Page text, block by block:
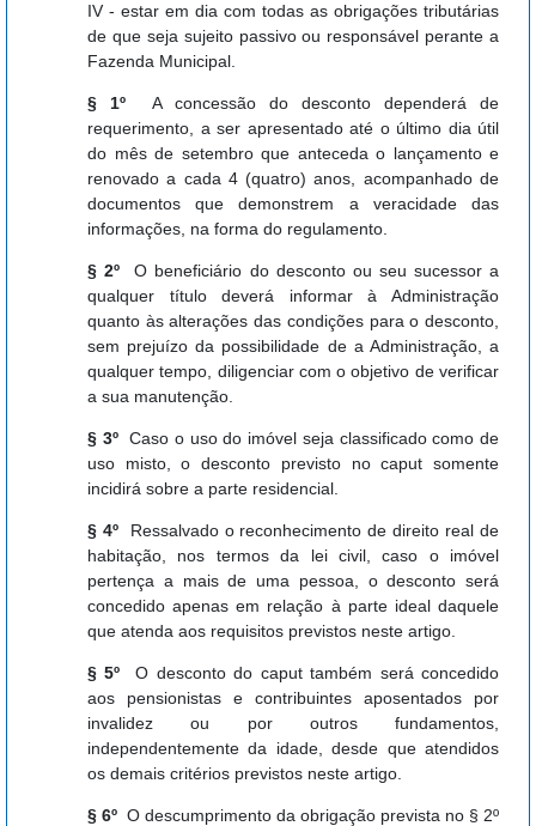
IV - estar em dia com todas as obrigações tributárias
de que seja sujeito passivo ou responsável perante a
Fazenda Municipal.
§ 1º A concessão do desconto dependerá de
requerimento, a ser apresentado até o último dia útil
do mês de setembro que anteceda o lançamento e
renovado a cada 4 (quatro) anos, acompanhado de
documentos que demonstrem a veracidade das
informações, na forma do regulamento.
§ 2ºO beneficiário do desconto ou seu sucessor a
qualquer título deverá informar à Administração
quanto às alterações das condições para o desconto,
sem prejuízo da possibilidade de a Administração, a
qualquer tempo, diligenciar com o objetivo de verificar
a sua manutenção.
§ 3ºCaso o uso do imóvel seja classificado como de
uso misto, o desconto previsto no caput somente
incidirá sobre a parte residencial.
§ 4º Ressalvado o reconhecimento de direito real de
habitação, nos termos da lei civil, caso o imóvel
pertença a mais de uma pessoa, o desconto será
concedido apenas em relação à parte ideal daquele
que atenda aos requisitos previstos neste artigo.
§ 5ºO desconto do caput também será concedido
aos pensionistas e contribuintes aposentados por
invalidez ou por outros fundamentos,
independentemente da idade, desde que atendidos
os demais critérios previstos neste artigo.
§ 6º O descumprimento da obrigação prevista no § 2º